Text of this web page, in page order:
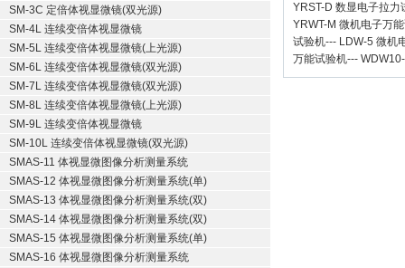
SM-3C 定倍体视显微镜(双光源)
SM-4L 连续变倍体视显微镜
SM-5L 连续变倍体视显微镜(上光源)
SM-6L 连续变倍体视显微镜(双光源)
SM-7L 连续变倍体视显微镜(双光源)
SM-8L 连续变倍体视显微镜(上光源)
SM-9L 连续变倍体视显微镜
SM-10L 连续变倍体视显微镜(双光源)
SMAS-11 体视显微图像分析测量系统
SMAS-12 体视显微图像分析测量系统(单)
SMAS-13 体视显微图像分析测量系统(双)
SMAS-14 体视显微图像分析测量系统(双)
SMAS-15 体视显微图像分析测量系统(单)
SMAS-16 体视显微图像分析测量系统
YRST-D 数显电子拉力
YRWT-M 微机电子万
试验机--- LDW-5 微机
万能试验机---